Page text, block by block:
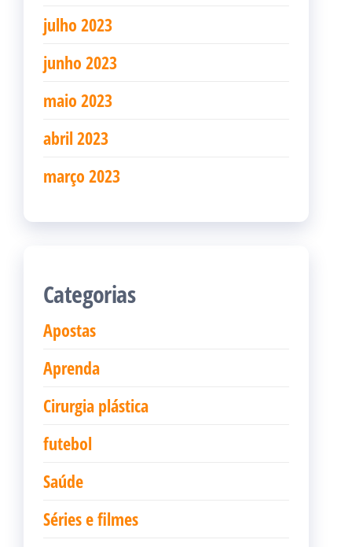
julho 2023
junho 2023
maio 2023
abril 2023
março 2023
Categorias
Apostas
Aprenda
Cirurgia plástica
futebol
Saúde
Séries e filmes